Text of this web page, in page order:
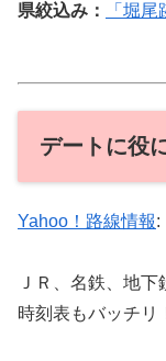
県絞込み： 「堀
デートに役
Yahoo！路線情報:
ＪＲ、名鉄、地
時刻表もバッチリ